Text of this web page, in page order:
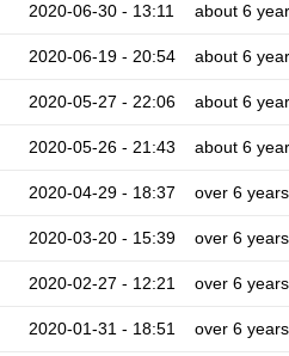
2020-06-30 - 13:11 about 6
2020-06-19 - 20:54 about 6
2020-05-27 - 22:06 about 6
2020-05-26 - 21:43 about 6
2020-04-29 - 18:37 over 6 years
2020-03-20 - 15:39 over 6 years
2020-02-27 - 12:21 over 6 years
2020-01-31 - 18:51 over 6 years